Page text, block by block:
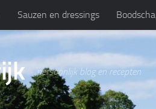
Sauzen en dressings
persoonlijk blog en recepten